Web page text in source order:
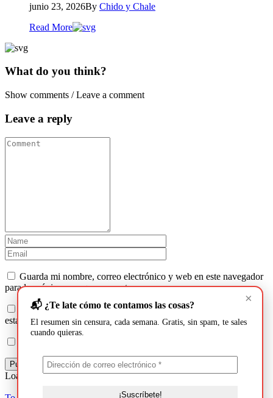
junio 23, 2026By Chido y Chale
Read More
What do you think?
Show comments / Leave a comment
Leave a reply
Guarda mi nombre, correo electrónico y web en este navegador
para la próxima vez que comente.
Recibir un correo electrónico con los siguientes comentarios a
esta entrada.
Loading
×
📬 ¿Te late cómo te contamos las cosas?
El resumen sin censura, cada semana. Gratis, sin spam, te sales
cuando quieras.